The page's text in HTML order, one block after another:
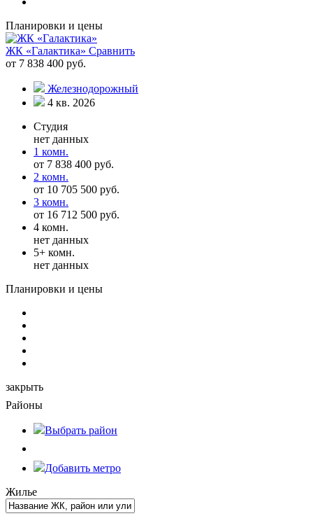
Планировки и цены
ЖК «Галактика» Сравнить
от 7 838 400 руб.
Железнодорожный
4 кв. 2026
Студия
нет данных
1 комн.
от 7 838 400 руб.
2 комн.
от 10 705 500 руб.
3 комн.
от 16 712 500 руб.
4 комн.
нет данных
5+ комн.
нет данных
Планировки и цены
закрыть
Районы
Выбрать район
Добавить метро
Жилье